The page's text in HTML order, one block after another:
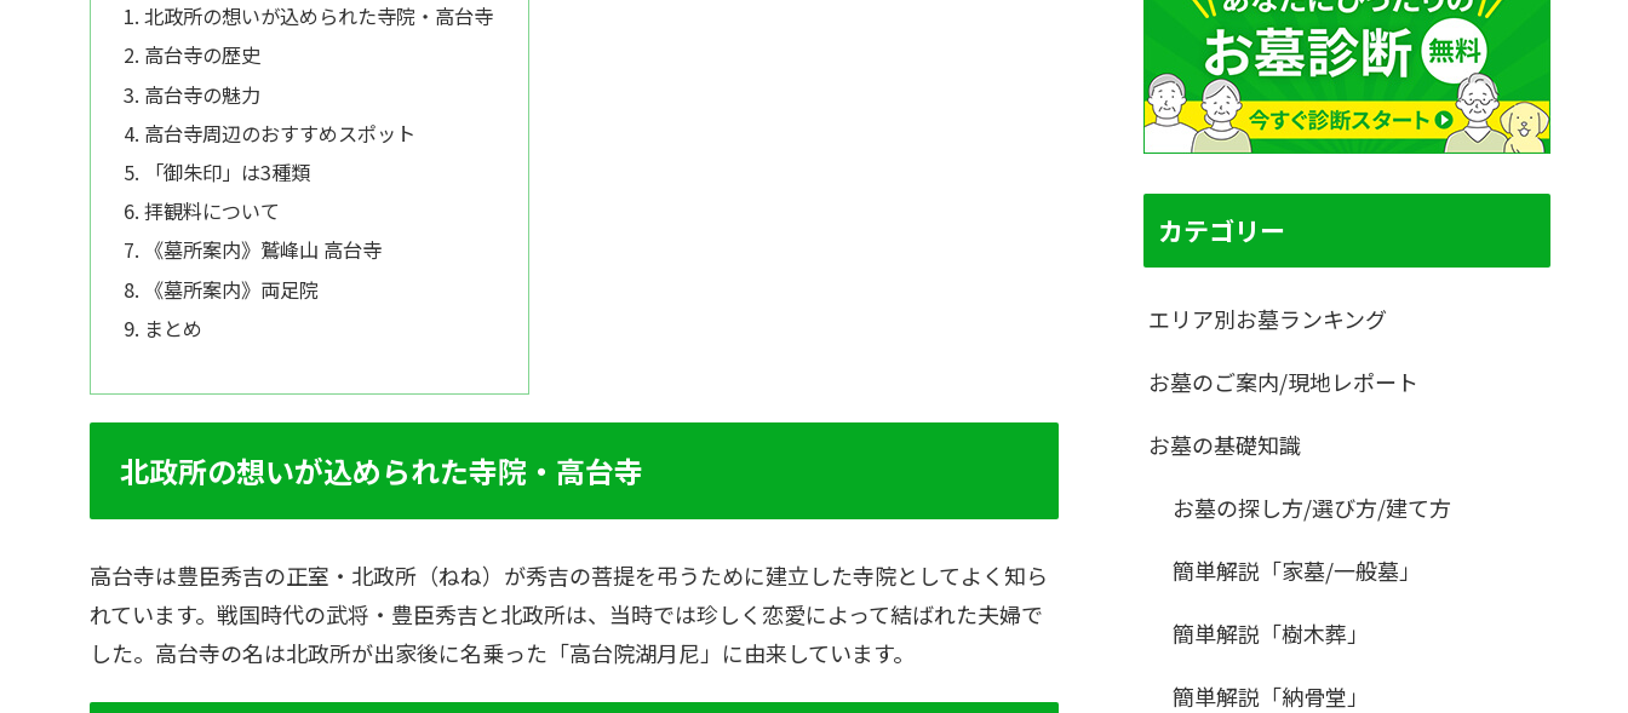
北政所の想いが込められた寺院・高台寺
高台寺の歴史
高台寺の魅力
高台寺周辺のおすすめスポット
「御朱印」は3種類
拝観料について
《墓所案内》鷲峰山 高台寺
《墓所案内》両足院
まとめ
北政所の想いが込められた寺院・高台寺
高台寺は豊臣秀吉の正室・北政所（ねね）が秀吉の菩提を弔うために建立した寺院としてよく知ら
れています。戦国時代の武将・豊臣秀吉と北政所は、当時では珍しく恋愛によって結ばれた夫婦で
した。高台寺の名は北政所が出家後に名乗った「高台院湖月尼」に由来しています。
カテゴリー
エリア別お墓ランキング
お墓のご案内/現地レポート
お墓の基礎知識
お墓の探し方/選び方/建て方
簡単解説「家墓/一般墓」
簡単解説「樹木葬」
簡単解説「納骨堂」